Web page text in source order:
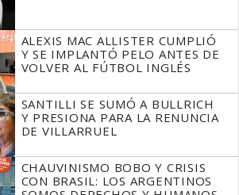
ALEXIS MAC ALLISTER CUMPLIÓ
Y SE IMPLANTÓ PELO ANTES DE
VOLVER AL FÚTBOL INGLÉS
SANTILLI SE SUMÓ A BULLRICH
Y PRESIONA PARA LA RENUNCIA
DE VILLARRUEL
CHAUVINISMO BOBO Y CRISIS
CON BRASIL: LOS ARGENTINOS